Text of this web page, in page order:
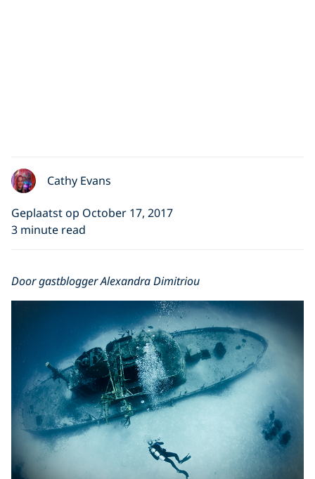
Cathy Evans
Geplaatst op October 17, 2017
3 minute read
Door gastblogger Alexandra Dimitriou